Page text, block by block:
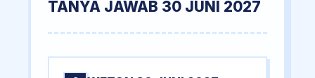
TANYA JAWAB 30 JUNI 2027